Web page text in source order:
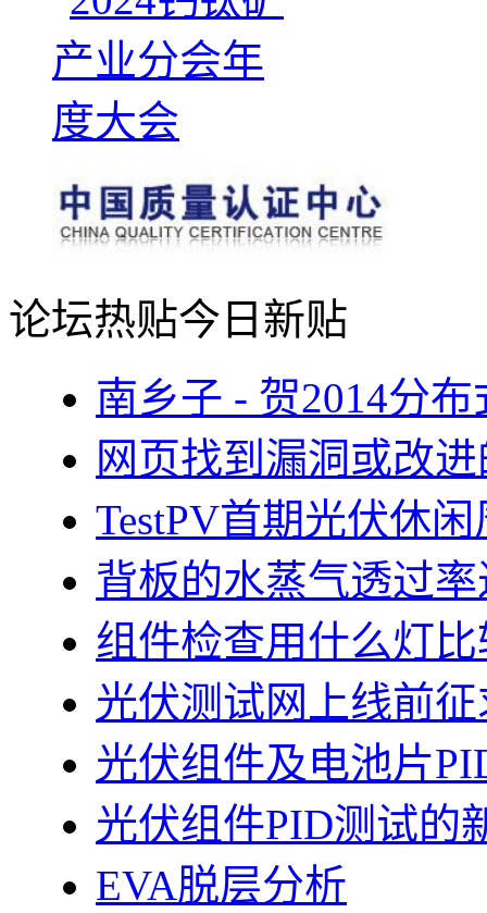
论坛热贴今日新贴
南乡子 - 贺2014分
网页找到漏洞或改
TestPV首期光伏休
背板的水蒸气透过
组件检查用什么灯
光伏测试网上线前
光伏组件及电池片
光伏组件PID测试的
EVA脱层分析